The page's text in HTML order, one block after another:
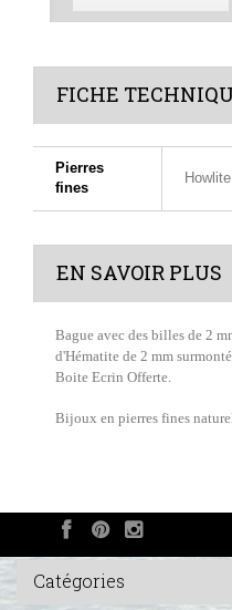
FICHE
Pierres
fines
EN SAVOIR PLUS
Bague avec des billes de 2
d'Hématite de 2 mm
Boite Ecrin Offerte.
Bijoux en pierres fines
Catégories